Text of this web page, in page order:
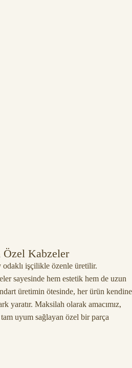
Kabzeler
odaklı işçilikle özenle üretilir.
sayesinde hem estetik hem de uzun
üretimin ötesinde, her ürün kendine
yaratır. Maksilah olarak amacımız,
uyum sağlayan özel bir parça